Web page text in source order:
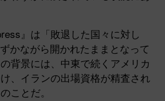
』は「敗退した国々に対し
かながら開かれたままとなって
背景には、中東で続くアメリカ
、イランの出場資格が精査され
ことだ。